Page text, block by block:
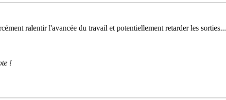
ralentir l'avancée du travail et potentiellement retarder les sorties...
!